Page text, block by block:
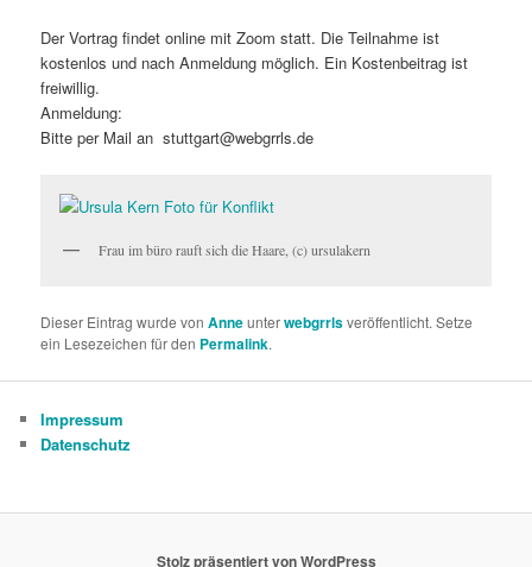
Der Vortrag findet online mit Zoom statt. Die Teilnahme ist
kostenlos und nach Anmeldung möglich. Ein Kostenbeitrag ist
freiwillig.
Anmeldung:
Bitte per Mail an stuttgart@webgrrls.de
Frau im büro rauft sich die Haare, (c) ursulakern
Dieser Eintrag wurde vonAnneunterwebgrrlsveröffentlicht. Setze
ein Lesezeichen für den Permalink.
Impressum
Datenschutz
Stolz präsentiert von WordPress